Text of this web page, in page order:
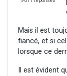
Mais il est
fiancé, et si
lorsque ce
Il est évident